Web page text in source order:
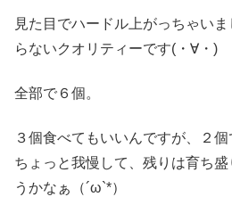
見た目でハードル上がっちゃい
らないクオリティーです(・∀・)
全部で６個。
３個食べてもいいんですが、２個
ちょっと我慢して、残りは育ち
うかなぁ（´ω`*）